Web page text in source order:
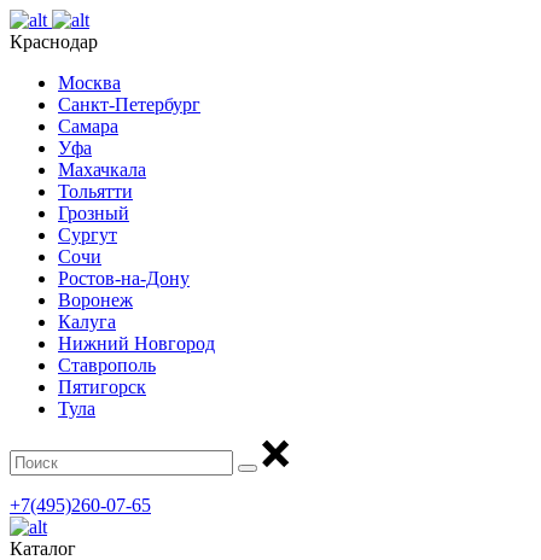
Краснодар
Москва
Санкт-Петербург
Самара
Уфа
Махачкала
Тольятти
Грозный
Сургут
Сочи
Ростов-на-Дону
Воронеж
Калуга
Нижний Новгород
Ставрополь
Пятигорск
Тула
+7(495)260-07-65
Каталог